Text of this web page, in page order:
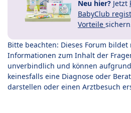
Neu hier? Jetzt
BabyClub
Vorteile
Bitte beachten: Dieses Forum
Informationen zum Inhalt der
unverbindlich und können
keinesfalls eine Diagnose oder
darstellen oder einen Arztbesuch